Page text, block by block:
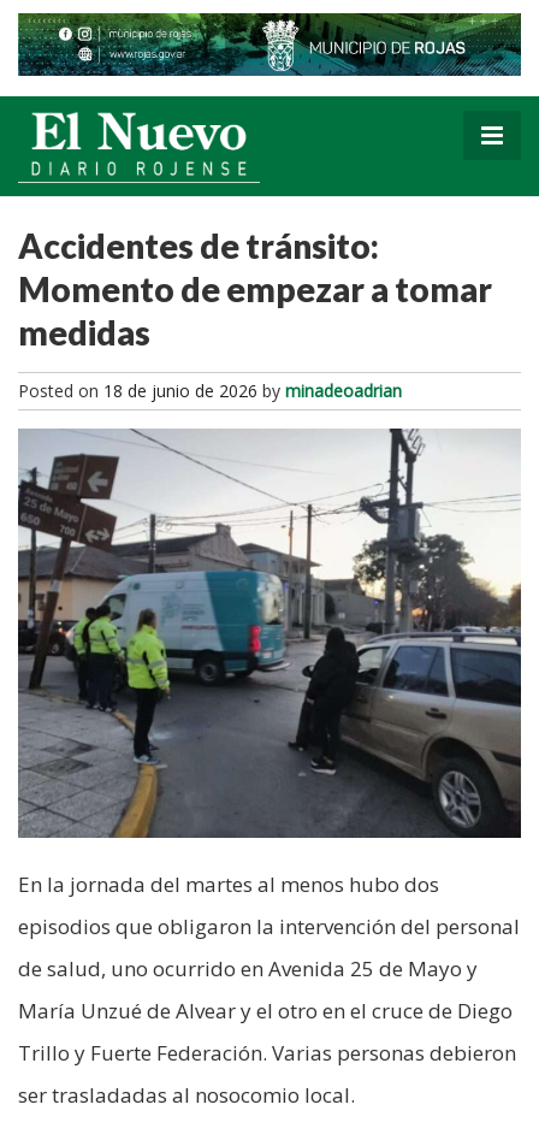
Accidentes de tránsito:
Momento de empezar a tomar
medidas
Posted on 18 de junio de 2026 by minadeoadrian
En la jornada del martes al menos hubo dos
episodios que obligaron la intervención del personal
de salud, uno ocurrido en Avenida 25 de Mayo y
María Unzué de Alvear y el otro en el cruce de Diego
Trillo y Fuerte Federación. Varias personas debieron
ser trasladadas al nosocomio local.